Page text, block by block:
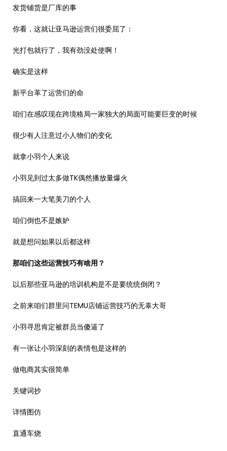
发货铺货是厂库的事
你看，这就让亚马逊运营们很委屈了：
光打包就行了，我有劲没处使啊！
确实是这样
新平台革了运营们的命
咱们在感叹现在跨境格局一家独大的局面可能要巨变的时候
很少有人注意过小人物们的变化
就拿小羽个人来说
小羽见到过太多做TK偶然播放量爆火
搞回来一大笔美刀的个人
咱们倒也不是嫉妒
就是想问如果以后都这样
那咱们这些运营技巧有啥用？
以后那些亚马逊的培训机构是不是要统统倒闭？
之前来咱们群里问TEMU店铺运营技巧的无辜大哥
小羽寻思肯定被群员当傻逼了
有一张让小羽深刻的表情包是这样的
做电商其实很简单
关键词抄
详情图仿
直通车烧